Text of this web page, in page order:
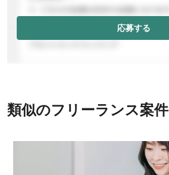
応募する
類似のフリーランス案件